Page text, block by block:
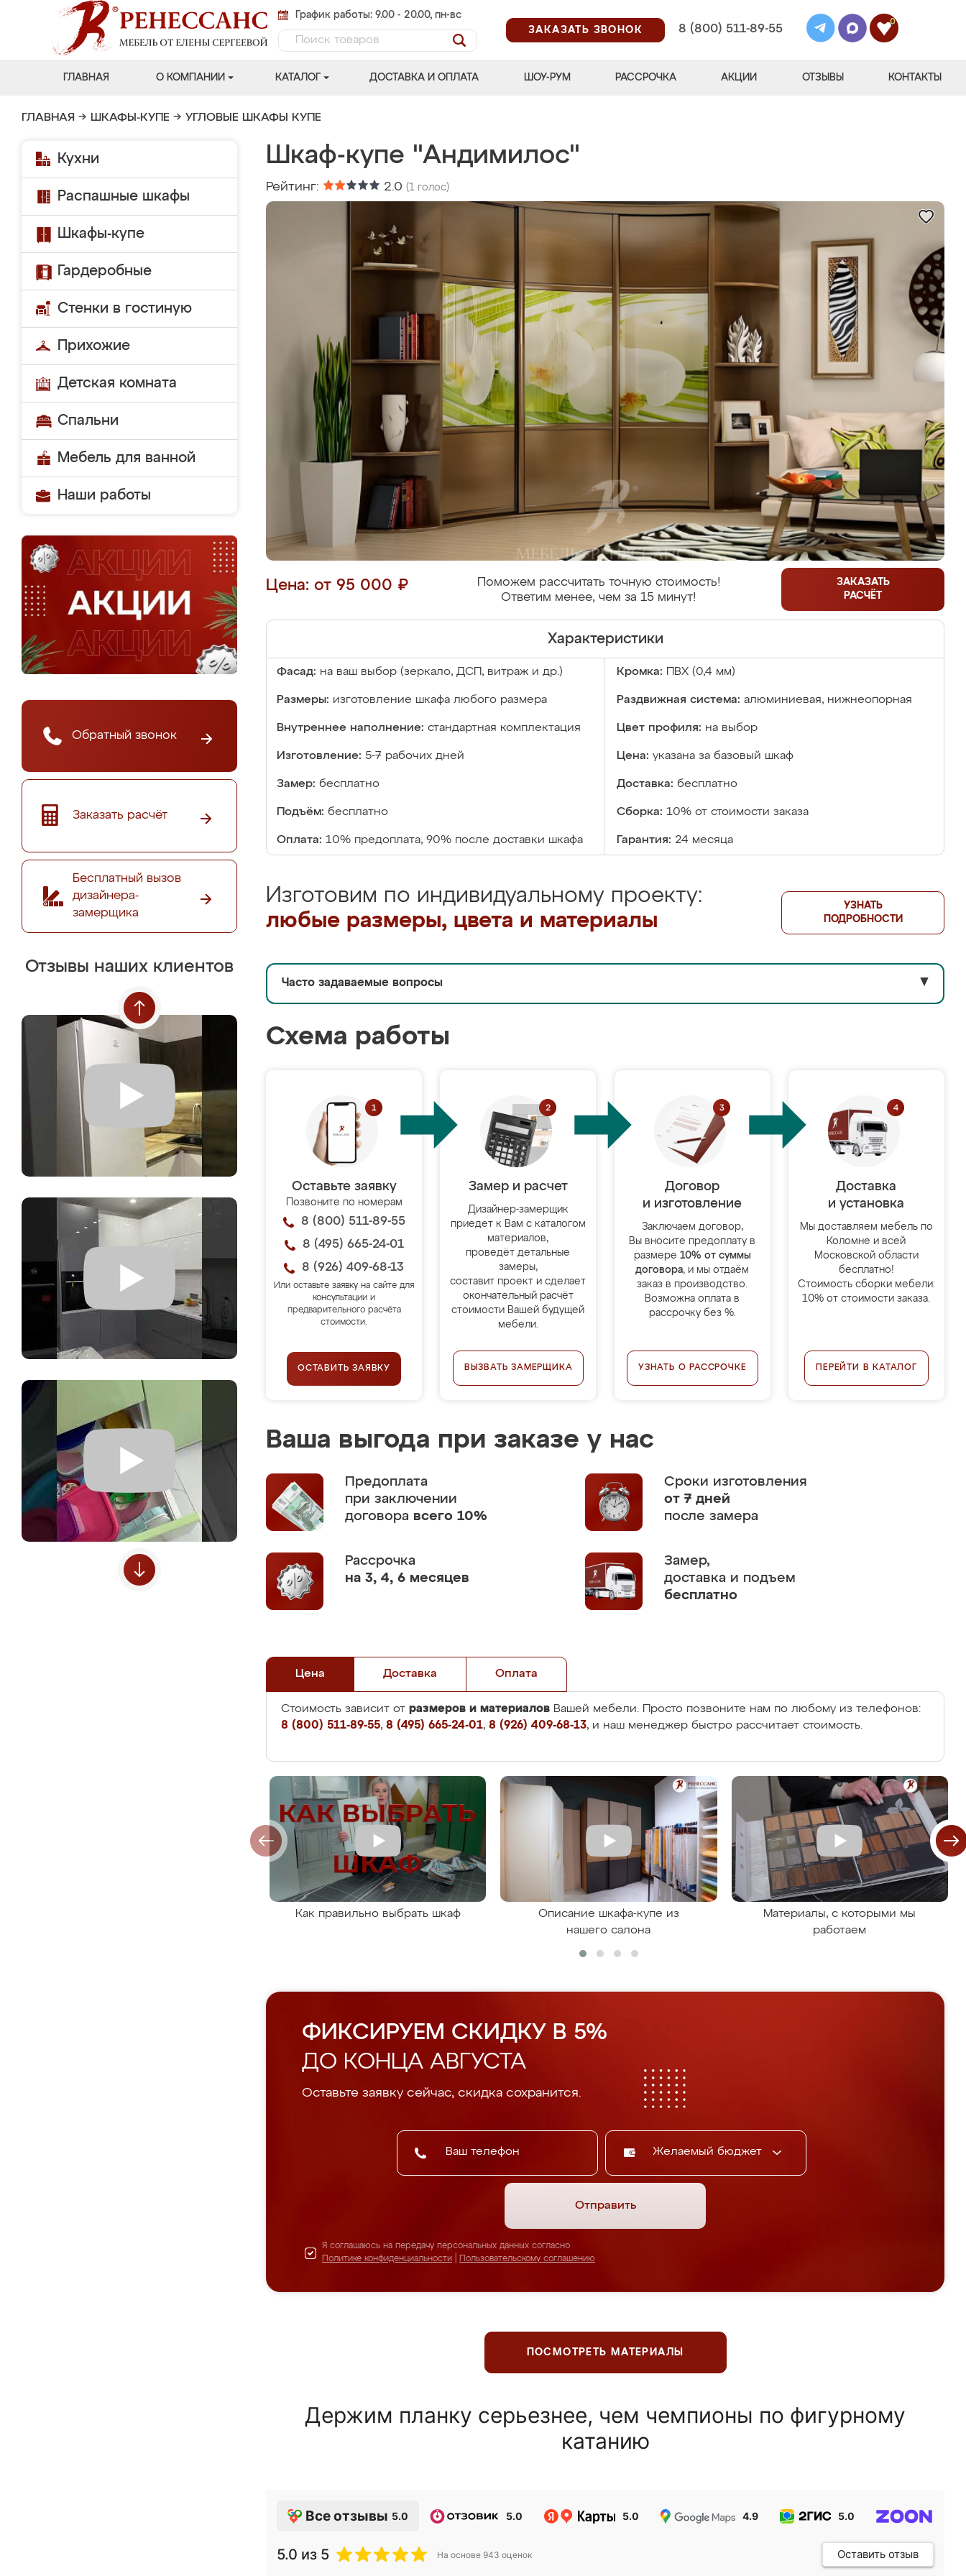
График работы: 9.00 - 20.00, пн-вс
ЗАКАЗАТЬ ЗВОНОК
8 (800) 511-89-55
0
ГЛАВНАЯ О КОМПАНИИ КАТАЛОГ ДОСТАВКА И ОПЛАТА ШОУ-РУМ РАССРОЧКА АКЦИИ ОТЗЫВЫ КОНТАКТЫ
ГЛАВНАЯ → ШКАФЫ-КУПЕ → УГЛОВЫЕ ШКАФЫ КУПЕ
Кухни
Распашные шкафы
Шкафы-купе
Гардеробные
Стенки в гостиную
Прихожие
Детская комната
Спальни
Мебель для ванной
Наши работы
Обратный звонок
Заказать расчёт
Бесплатный вызов
дизайнера-
замерщика
Отзывы наших клиентов
Шкаф-купе "Андимилос"
Рейтинг: 2.0 (1 голос)
Цена: от 95 000 ₽
Поможем рассчитать точную стоимость!
Ответим менее, чем за 15 минут!
ЗАКАЗАТЬ
РАСЧЁТ
Характеристики
Фасад: на ваш выбор (зеркало, ДСП, витраж и др.) Кромка: ПВХ (0,4 мм)
Размеры: изготовление шкафа любого размера Раздвижная система: алюминиевая, нижнеопорная
Внутреннее наполнение: стандартная комплектация Цвет профиля: на выбор
Изготовление: 5-7 рабочих дней Цена: указана за базовый шкаф
Замер: бесплатно Доставка: бесплатно
Подъём: бесплатно Сборка: 10% от стоимости заказа
Оплата: 10% предоплата, 90% после доставки шкафа Гарантия: 24 месяца
Изготовим по индивидуальному проекту:
любые размеры, цвета и материалы
УЗНАТЬ
ПОДРОБНОСТИ
Часто задаваемые вопросы ▼
Схема работы
Оставьте заявку
Позвоните по номерам
8 (800) 511-89-55
8 (495) 665-24-01
8 (926) 409-68-13
Или оставьте заявку на сайте для
консультации и
предварительного расчёта
стоимости.
ОСТАВИТЬ ЗАЯВКУ
Замер и расчет
Дизайнер-замерщик
приедет к Вам с каталогом
материалов,
проведёт детальные
замеры,
составит проект и сделает
окончательный расчёт
стоимости Вашей будущей
мебели.
ВЫЗВАТЬ ЗАМЕРЩИКА
Договор
и изготовление
Заключаем договор,
Вы вносите предоплату в
размере 10% от суммы
договора, и мы отдаём
заказ в производство.
Возможна оплата в
рассрочку без %.
УЗНАТЬ О РАССРОЧКЕ
Доставка
и установка
Мы доставляем мебель по
Коломне и всей
Московской области
бесплатно!
Стоимость сборки мебели:
10% от стоимости заказа.
ПЕРЕЙТИ В КАТАЛОГ
Ваша выгода при заказе у нас
Предоплата
при заключении
договора всего 10%
Сроки изготовления
от 7 дней
после замера
Рассрочка
на 3, 4, 6 месяцев
Замер,
доставка и подъем
бесплатно
Цена Доставка Оплата
Стоимость зависит от размеров и материалов Вашей мебели. Просто позвоните нам по любому из телефонов:
8 (800) 511-89-55, 8 (495) 665-24-01, 8 (926) 409-68-13, и наш менеджер быстро рассчитает стоимость.
Как правильно выбрать шкаф
Описание шкафа-купе из
нашего салона
Материалы, с которыми мы
работаем
ФИКСИРУЕМ СКИДКУ В 5%
ДО КОНЦА АВГУСТА
Оставьте заявку сейчас, скидка сохранится.
Желаемый бюджет
Отправить
Я соглашаюсь на передачу персональных данных согласно
Политике конфиденциальности
Пользовательскому соглашению
ПОСМОТРЕТЬ МАТЕРИАЛЫ
Держим планку серьезнее, чем чемпионы по фигурному
катанию
Все отзывы 5.0 5.0 5.0 4.9 5.0
5.0 из 5 На основе 943 оценок Оставить отзыв